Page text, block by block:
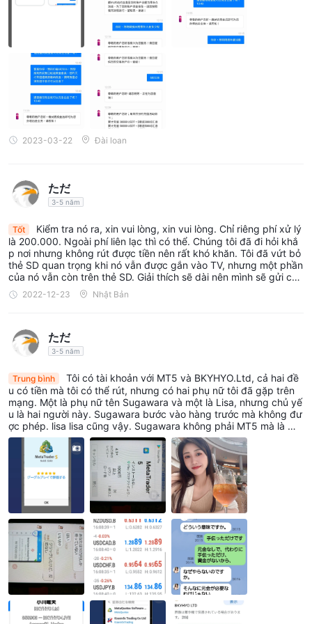
Nền tảng giao dịch MT5.
được công nhận nhờ khả năng nâng cao và các tính năng có
thể tùy chỉnh, trang bị cho nhà giao dịch bộ công cụ toàn diện
để thực hiện chiến lược giao dịch của họ. bằng cách cung cấp
mt5, MT5 Online trading cho phép người dùng linh hoạt điều
hướng thị trường một cách hiệu quả và thích ứng với các điều
kiện thị trường luôn thay đổi.
tuy nhiên, tính hiệu quả của nền tảng cũng sẽ phụ thuộc vào độ
của nền tảng mà còn phụ thuộc vào MT5 Online trading độ tin
cậy hoạt động của
Sự tiếp xúc của người dùng trên WikiFX
Một báo cáo lừa đảo hiện có trên WikiFX isa cờ đỏ đáng
kể. Chúng tôi đặc biệt khuyến khích các nhà giao dịch thực
hiện nghiên cứu toàn diện và xem xét tỉ mỉ tất cả thông tin có
dịch đưa ra quyết định sáng suốt. Nếu bạn là nạn nhân của gian
lận tài chính hoặc gặp phải vấn đề tương tự, chúng tôi mời bạn
chia sẻ trải nghiệm của mình trong phần 'Tiếp xúc' của chúng
tôi. Những hiểu biết của bạn là vô cùng có giá trị. Hãy yên tâm
rằng đội ngũ tận tâm của chúng tôi luôn kiên định trong nỗ lực
giải quyết những vấn đề như vậy và luôn nỗ lực phát triển các
giải pháp hiệu quả cho những vấn đề phức tạp.
Dịch vụ khách hàng
MT5 Online tradingcung cấp hỗ trợ khách hàng qua email và
địa chỉ thực, không có tùy chọn trò chuyện trực tiếp hoặc điện
thoại. hệ thống hỗ trợ hạn chế này có thể đặt ra những thách
thức cho khách hàng cần hỗ trợ ngay lập tức hoặc giải quyết
theo thời gian thực, có khả năng ảnh hưởng đến trải nghiệm
chung của khách hàng.
Email: info@mt5onlinetrading.com.
Địa chỉ: Hova House, 1 Hova Villas, Brighton & Hove,
2023-03-22 Đài loan
ただ
3-5 năm
Tốt
Kiểm tra nó ra, xin vui lòng, xin vui lòng. Chỉ riêng phí xử lý
là 200.000. Ngoài phí liên lạc thì có thể. Chúng tôi đã đi hỏi khắ
p nơi nhưng không rút được tiền nên rất khó khăn. Tôi đã vứt bỏ
thẻ SD quan trọng khi nó vẫn được gắn vào TV, nhưng một phần
của nó vẫn còn trên thẻ SD. Giải thích sẽ dài nên mình sẽ gửi co
mment lại kèm ảnh bằng chứng mong các bạn giúp đỡ. Nếu bạn
không thể rút tiền, bạn không thể trả hết nợ. Tôi không có thẻ S
2022-12-23 Nhật Bản
ただ
3-5 năm
Trung bình
Tôi có tài khoản với MT5 và BKYHYO.Ltd, cả hai đề
u có tiền mà tôi có thể rút, nhưng có hai phụ nữ tôi đã gặp trên
mạng. Một là phụ nữ tên Sugawara và một là Lisa, nhưng chủ yế
u là hai người này. Sugawara bước vào hàng trước mà không đư
ợc phép. lisa lisa cũng vậy. Sugawara không phải MT5 mà là mộ
t công ty chứng khoán khác, còn lisa Lisa có liên quan đến MT5
và BKYHYO.Ltd. đã đến. Lúc đầu, 100.000 yên. Hệ thống của M
T5.BKYHYO.Ltd sẽ thay đổi vào giữa tháng 8, vì vậy 100.000 yê
n sẽ được tính làm hoa hồng và 100.000 yên sẽ được gửi đến C
hi nhánh Ngân hàng Sumitomo Mitsui Banking Corporation Umed
a ở Osaka và 100.000 yên sẽ được gửi đến Ga Shin-Urayasu củ
a Ngân hàng Chiba. Từ chi nhánh, chuyển khoản, lúc đầu, tôi ch
uyển khoản tiền gửi 100.000 yên đến chi nhánh Shizuoka của T
ập đoàn Ngân hàng Sumitomo Mitsui. Vào giữa tháng 5, tôi bắt
đầu với 100.000 trong tài khoản MT5 của mình và hiện tôi đã ng
ừng giao dịch. Người phụ nữ đầu tiên, Fujiwara, nói rằng cô ấy s
ẽ cho tôi 5 triệu yên, và tôi tiếp tục câu chuyện và bắt đầu nó. C
ông ty chứng khoán thì khác, nhưng gần như cùng một thương
vụ. Người đó biến mất, và vài ngày sau, một người phụ nữ tên Li
sa